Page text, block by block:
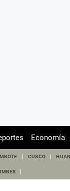
Economía
CUSCO